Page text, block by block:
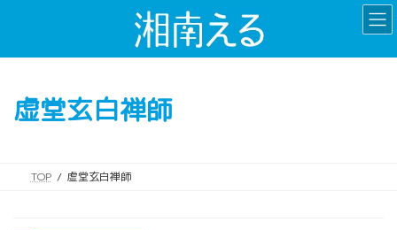
虚堂玄白禅師
TOP 虚堂玄白禅師